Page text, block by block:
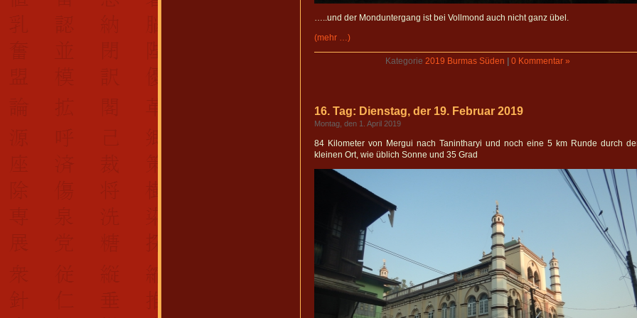
…..und der Monduntergang ist bei Vollmond auch nicht ganz übel.
(mehr …)
Kategorie 2019 Burmas Süden 0 Kommentar »
16. Tag: Dienstag, der 19. Februar 2019
Montag, den 1. April 2019
84 Kilometer von Mergui nach Tanintharyi und noch eine 5 km Runde durch
kleinen Ort, wie üblich Sonne und 35 Grad